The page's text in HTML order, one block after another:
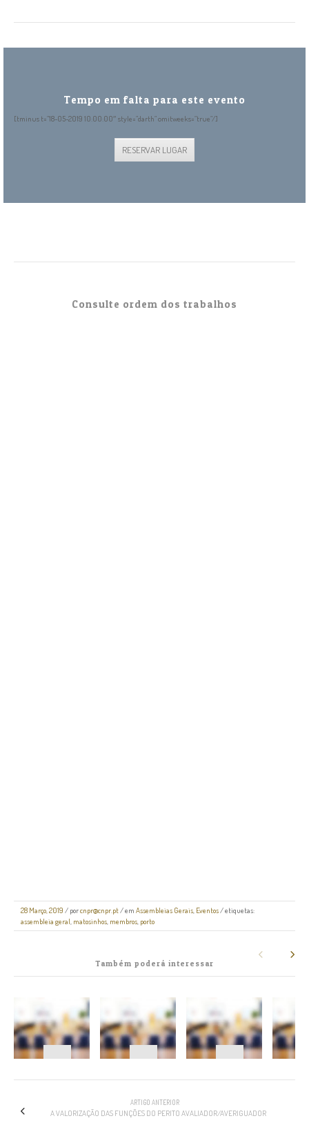
Tempo em falta para este evento
[tminus t=”18-05-2019 10:00:00″ style=”darth” omitweeks=”true”/]
RESERVAR LUGAR
Consulte ordem dos trabalhos
28 Março, 2019 / porcnpr@cnpr.pt / em Assembleias Gerais Eventos / etiquetas:
assembleia geral matosinhos membros porto
Também poderá interessar
ARTIGO ANTERIOR
A VALORIZAÇÃO DAS FUNÇÕES DO PERITO AVALIADOR/AVERIGUADOR